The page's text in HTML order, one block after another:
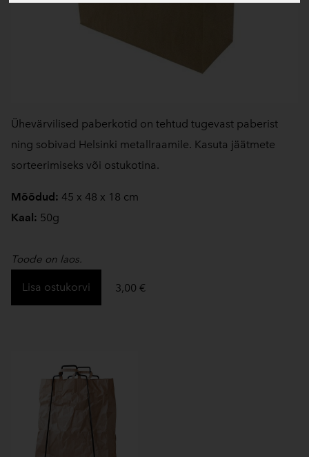
Ühevärvilised paberkotid on tehtud tugevast paberist
ning sobivad Helsinki metallraamile. Kasuta jäätmete
sorteerimiseks või ostukotina.
Mõõdud: 45 x 48 x 18 cm
Kaal: 50g
Toode on laos.
Lisa ostukorvi 3,00 €